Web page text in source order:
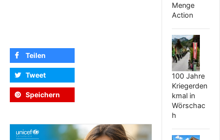
Teilen
Tweet
Speichern
Menge
Action
100 Jahre
Kriegerden
kmal in
Wörschac
h